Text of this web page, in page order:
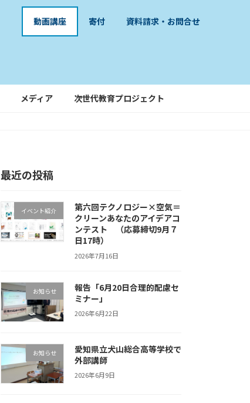
動画講座 寄付 資料請求・お問合せ
メディア 次世代教育プロジェクト
最近の投稿
イベント紹介
第六回テクノロジー×空気＝
クリーンあなたのアイデアコ
ンテスト （応募締切9月７
日17時）
2026年7月16日
お知らせ
報告「6月20日合理的配慮セ
ミナー」
2026年6月22日
お知らせ
愛知県立犬山総合高等学校で
外部講師
2026年6月9日